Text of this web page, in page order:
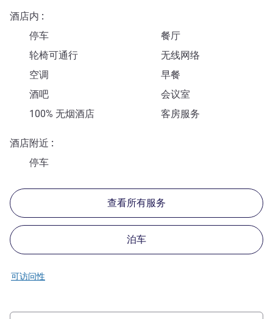
酒店内
停车
餐厅
轮椅可通行
无线网络
空调
早餐
酒吧
会议室
100% 无烟酒店
客房服务
酒店附近
停车
查看所有服务
泊车
可访问性